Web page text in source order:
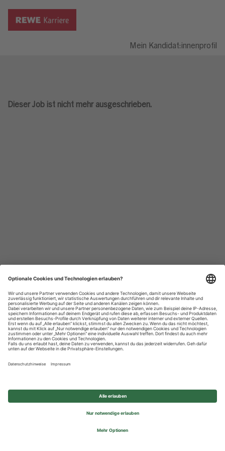
Mein Kandidat:innenprofil
Dieser Job ist nicht mehr ausgeschrieben.
Datenschutzhinweise
Impressum
Privatsphäre-Einstellungen
© 2026 REWE Group - All rights reserved